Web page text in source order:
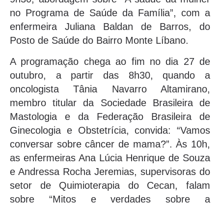
no Programa de Saúde da Família”, com a
enfermeira Juliana Baldan de Barros, do
Posto de Saúde do Bairro Monte Líbano.
A programação chega ao fim no dia 27 de
outubro, a partir das 8h30, quando a
oncologista Tânia Navarro Altamirano,
membro titular da Sociedade Brasileira de
Mastologia e da Federação Brasileira de
Ginecologia e Obstetrícia, convida: “Vamos
conversar sobre câncer de mama?”. Às 10h,
as enfermeiras Ana Lúcia Henrique de Souza
e Andressa Rocha Jeremias, supervisoras do
setor de Quimioterapia do Cecan, falam
sobre “Mitos e verdades sobre a